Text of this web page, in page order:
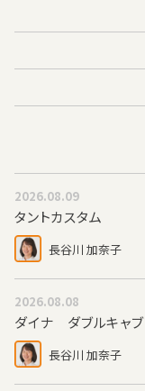
2026.08.09
タントカスタム
長谷川 加奈子
2026.08.08
ダイナ ダブルキャブ
長谷川 加奈子